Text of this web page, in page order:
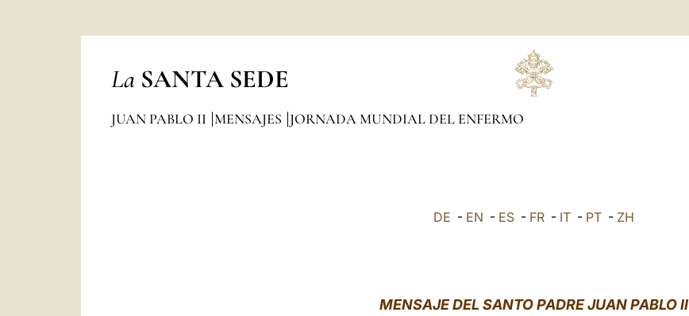
La SANTA SEDE
JUAN PABLO II MENSAJES JORNADA MUNDIAL DEL ENFERMO
DE - EN - ES- FR- IT- PT- ZH
MENSAJE DEL SANTO PADRE JUAN PABLO II